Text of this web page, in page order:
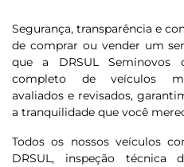
Segurança, transparência e
de comprar ou vender um
que a DRSUL Seminovos
completo de veículos
avaliados e revisados,
a tranquilidade que você
Todos os nossos veículos
DRSUL, inspeção técnica